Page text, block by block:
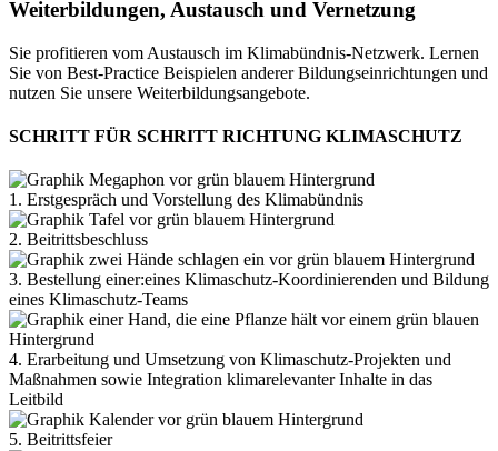
Weiterbildungen, Austausch und Vernetzung
Sie profitieren vom Austausch im Klimabündnis-Netzwerk. Lernen
Sie von Best-Practice Beispielen anderer Bildungseinrichtungen und
nutzen Sie unsere Weiterbildungsangebote.
SCHRITT FÜR SCHRITT RICHTUNG KLIMASCHUTZ
1. Erstgespräch und Vorstellung des Klimabündnis
2. Beitrittsbeschluss
3. Bestellung einer:eines Klimaschutz-Koordinierenden und Bildung
eines Klimaschutz-Teams
4. Erarbeitung und Umsetzung von Klimaschutz-Projekten und
Maßnahmen sowie Integration klimarelevanter Inhalte in das
Leitbild
5. Beitrittsfeier